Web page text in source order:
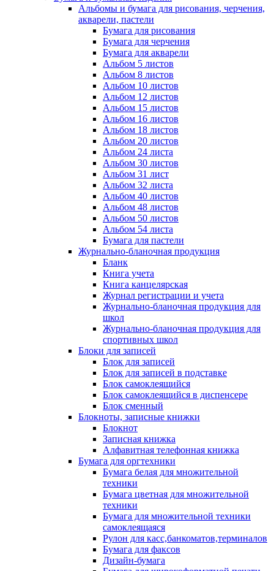
Альбомы и бумага для рисования, черчения,
акварели, пастели
Бумага для рисования
Бумага для черчения
Бумага для акварели
Альбом 5 листов
Альбом 8 листов
Альбом 10 листов
Альбом 12 листов
Альбом 15 листов
Альбом 16 листов
Альбом 18 листов
Альбом 20 листов
Альбом 24 листа
Альбом 30 листов
Альбом 31 лист
Альбом 32 листа
Альбом 40 листов
Альбом 48 листов
Альбом 50 листов
Альбом 54 листа
Бумага для пастели
Журнально-бланочная продукция
Бланк
Книга учета
Книга канцелярская
Журнал регистрации и учета
Журнально-бланочная продукция для
школ
Журнально-бланочная продукция для
спортивных школ
Блоки для записей
Блок для записей
Блок для записей в подставке
Блок самоклеящийся
Блок самоклеящийся в диспенсере
Блок сменный
Блокноты, записные книжки
Блокнот
Записная книжка
Алфавитная телефонная книжка
Бумага для оргтехники
Бумага белая для множительной
техники
Бумага цветная для множительной
техники
Бумага для множительной техники
самоклеящаяся
Рулон для касс,банкоматов,терминалов
Бумага для факсов
Дизайн-бумага